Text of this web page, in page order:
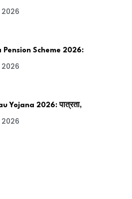
Pension Scheme 2026:
Yojana 2026: पात्रता,